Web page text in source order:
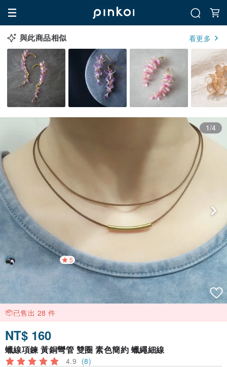
與此商品相似 看更多
1/4
5
已售出 28 件
NT$ 160
蠟線項鍊 黃銅彎管 雙圈 素色簡約 蠟繩細線
4.9 (8)